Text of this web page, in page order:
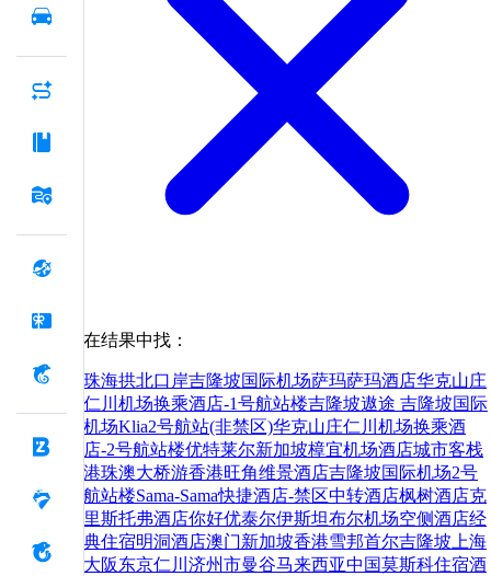
在结果中找：
珠海拱北口岸吉隆坡国际机场萨玛萨玛酒店华克山庄
仁川机场换乘酒店-1号航站楼吉隆坡遨途 吉隆坡国际
机场Klia2号航站(非禁区)华克山庄仁川机场换乘酒
店-2号航站楼优特莱尔新加坡樟宜机场酒店城市客栈
港珠澳大桥游香港旺角维景酒店吉隆坡国际机场2号
航站楼Sama-Sama快捷酒店-禁区中转酒店枫树酒店克
里斯托弗酒店你好优泰尔伊斯坦布尔机场空侧酒店经
典住宿明洞酒店澳门新加坡香港雪邦首尔吉隆坡 上海
大阪东京仁川 济州市曼谷马来西亚中国莫斯科住宿酒